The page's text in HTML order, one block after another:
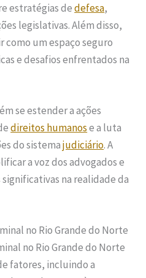
estratégias dedefesa,
legislativas. Além disso,
como um espaço seguro
e desafios enfrentados na
se estender a ações
direitos humanose a luta
do sistemajudiciário. A
a voz dos advogados e
na realidade da
no Rio Grande do Norte
no Rio Grande do Norte
fatores, incluindo a